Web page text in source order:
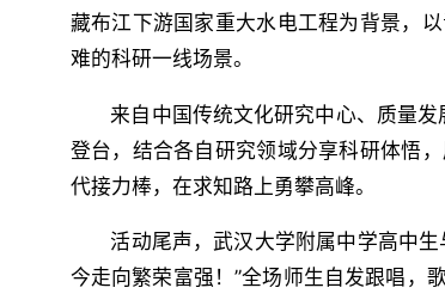
藏布江下游国家重大水电工程为背景，
难的科研一线场景。
来自中国传统文化研究中心、质量
登台，结合各自研究领域分享科研体悟
代接力棒，在求知路上勇攀高峰。
活动尾声，武汉大学附属中学高中
今走向繁荣富强！”全场师生自发跟唱，